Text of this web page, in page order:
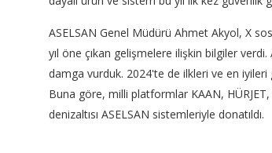
ASELSAN Genel Müdürü Ahmet Akyol, X
yıl öne çıkan gelişmelere ilişkin bilgiler
damga vurduk. 2024'te de ilkleri ve en iyileri
Buna göre, milli platformlar KAAN,
denizaltısı ASELSAN sistemleriyle donatıldı.